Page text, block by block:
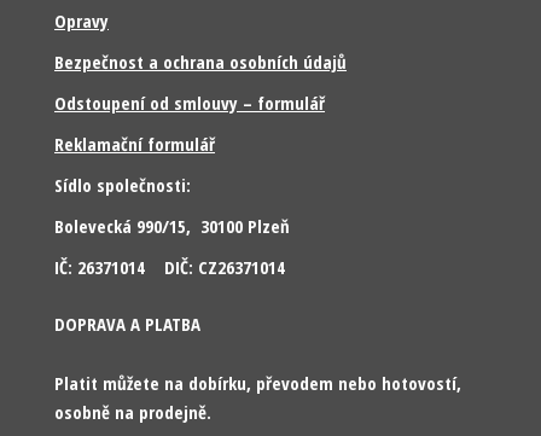
Opravy
Bezpečnost a ochrana osobních údajů
Odstoupení od smlouvy – formulář
Reklamační formulář
Sídlo společnosti:
Bolevecká 990/15, 30100 Plzeň
IČ: 26371014 DIČ: CZ26371014
DOPRAVA A PLATBA
Platit můžete na dobírku, převodem nebo hotovostí,
osobně na prodejně.